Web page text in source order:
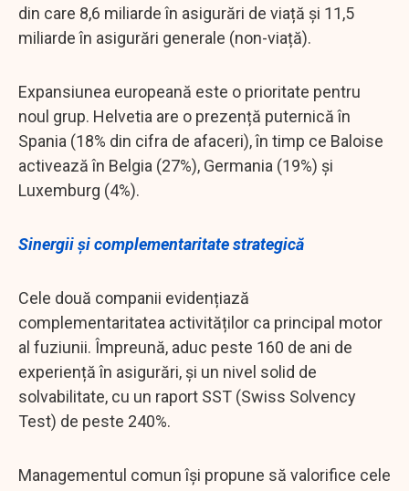
din care 8,6 miliarde în asigurări de viață și 11,5
miliarde în asigurări generale (non-viață).
Expansiunea europeană este o prioritate pentru
noul grup. Helvetia are o prezență puternică în
Spania (18% din cifra de afaceri), în timp ce Baloise
activează în Belgia (27%), Germania (19%) și
Luxemburg (4%).
Sinergii și complementaritate strategică
Cele două companii evidențiază
complementaritatea activităților ca principal motor
al fuziunii. Împreună, aduc peste 160 de ani de
experiență în asigurări, și un nivel solid de
solvabilitate, cu un raport SST (Swiss Solvency
Test) de peste 240%.
Managementul comun își propune să valorifice cele